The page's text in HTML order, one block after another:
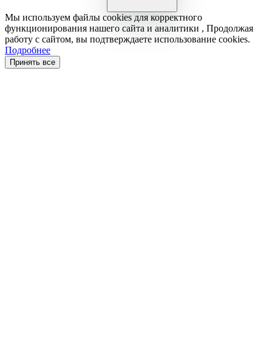
Мы используем файлы cookies для корректного
функционирования нашего сайта и аналитики , Продолжая
работу с сайтом, вы подтверждаете использование cookies.
Подробнее
Принять все